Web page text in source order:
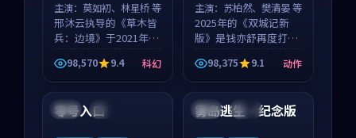
主演： 莫如初、林星桥 等
邢沐云执导的《草木皆
兵：边境》于2021年面
世，泰国的城市气质与
校园青春的人物心境共
同构筑了影片基调。莫
如初、林星桥用细腻的
表演撑起整部科幻电
98,570 9.4 科幻
主演： 苏柏然、樊清晏 等
2025年的《双城记新
版》是钱亦舒再度打磨
的动作佳作。中国大陆
的取景与沙漠探险的氛
围相互成就，苏柏然与
樊清晏的对手戏自然克
制，让整部影片在悬念
98,375 9.1 动作
泰国 完结
零号入口 中国 热播
雾岛逃生·纪念版